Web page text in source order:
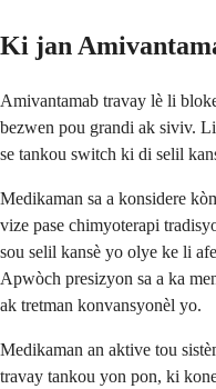
Ki jan
Amivantamab travay lè li
bezwen pou grandi ak siviv.
se tankou switch ki di selil
Medikaman sa a konsidere
vize pase chimyoterapi
sou selil kansè yo olye ke li
Apwòch presizyon sa a ka
ak tretman konvansyonèl yo.
Medikaman an aktive tou
travay tankou yon pon, ki